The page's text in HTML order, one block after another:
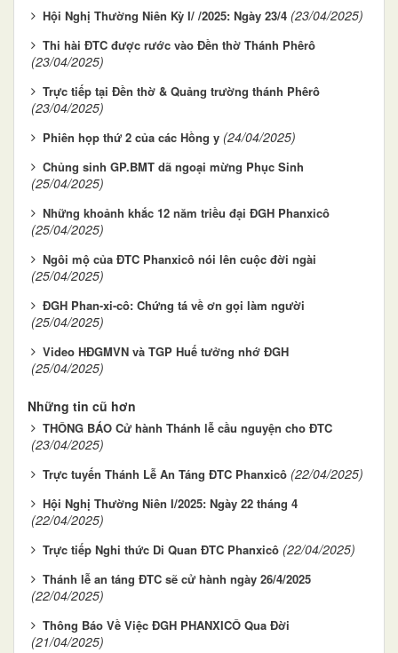
Hội Nghị Thường Niên Kỳ I/ /2025: Ngày 23/4 (23/04/2025)
Thi hài ĐTC được rước vào Đền thờ Thánh Phêrô
(23/04/2025)
Trực tiếp tại Đền thờ & Quảng trường thánh Phêrô
(23/04/2025)
Phiên họp thứ 2 của các Hồng y (24/04/2025)
Chủng sinh GP.BMT dã ngoại mừng Phục Sinh
(25/04/2025)
Những khoảnh khắc 12 năm triều đại ĐGH Phanxicô
(25/04/2025)
Ngôi mộ của ĐTC Phanxicô nói lên cuộc đời ngài
(25/04/2025)
ĐGH Phan-xi-cô: Chứng tá về ơn gọi làm người
(25/04/2025)
Video HĐGMVN và TGP Huế tưởng nhớ ĐGH
(25/04/2025)
Những tin cũ hơn
THÔNG BÁO Cử hành Thánh lễ cầu nguyện cho ĐTC
(23/04/2025)
Trực tuyến Thánh Lễ An Táng ĐTC Phanxicô (22/04/2025)
Hội Nghị Thường Niên I/2025: Ngày 22 tháng 4
(22/04/2025)
Trực tiếp Nghi thức Di Quan ĐTC Phanxicô (22/04/2025)
Thánh lễ an táng ĐTC sẽ cử hành ngày 26/4/2025
(22/04/2025)
Thông Báo Về Việc ĐGH PHANXICÔ Qua Đời
(21/04/2025)